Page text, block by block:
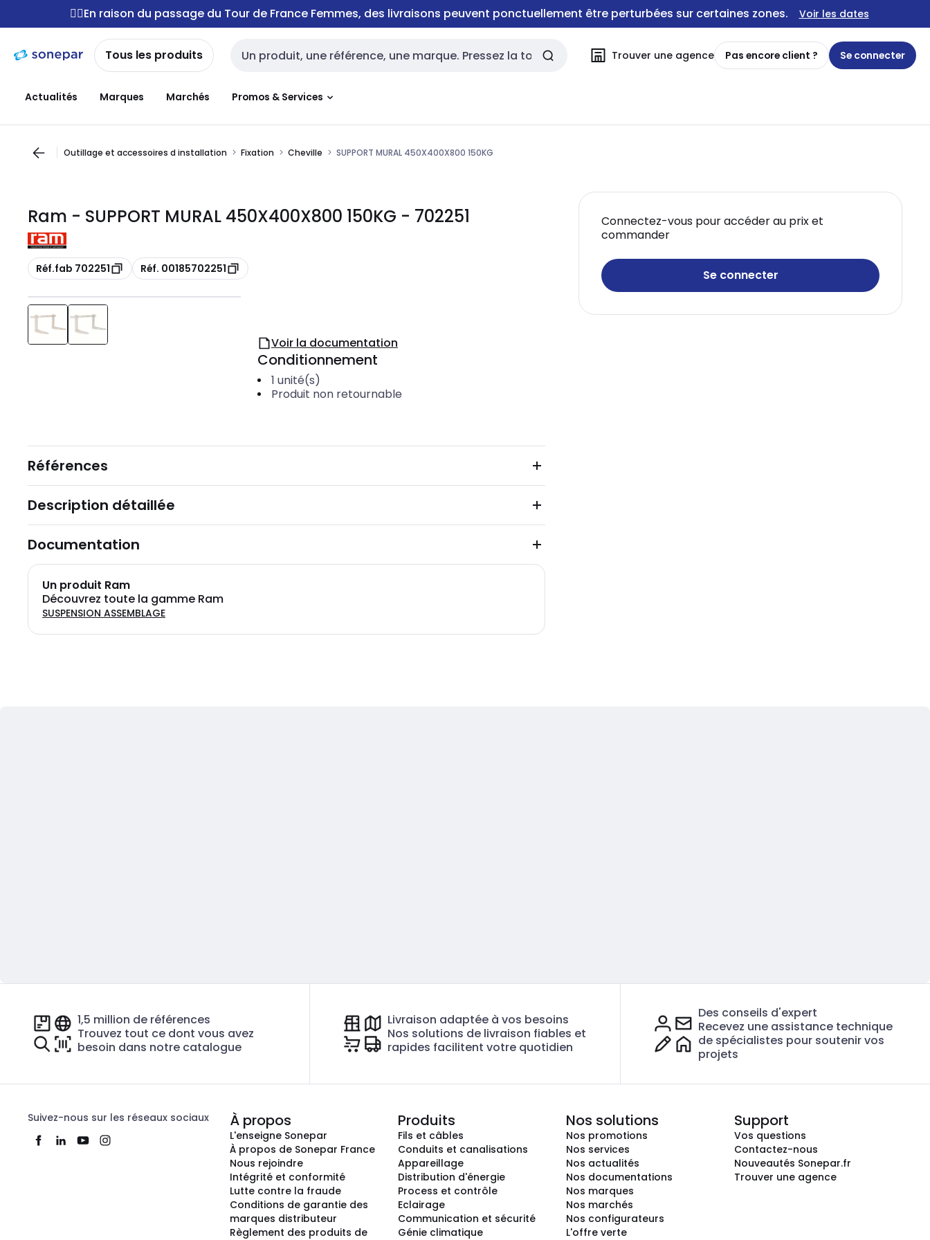
navigation
Passer
au
contenu
🚴‍♂️En raison du passage du Tour de France Femmes, des livraisons peuvent ponctuellement être perturbées sur certaines zones. Voir les dates
Tous les produits Entrée de recherche Trouver une agence Pas encore client ? Se connecter
Actualités Marques Marchés Promos & Services
Outillage et accessoires d installation Fixation Cheville SUPPORT MURAL 450X400X800 150KG
Ram - SUPPORT MURAL 450X400X800 150KG - 702251
Copie
Réf.fab 702251 Copie
Réf. 00185702251
Connectez-vous pour accéder au prix et
commander
Se connecter
Voir la documentation
Conditionnement
1 unité(s)
Produit non retournable
Références
Description détaillée
Documentation
Un produit Ram
Découvrez toute la gamme Ram
SUSPENSION ASSEMBLAGE
1,5 million de références
Trouvez tout ce dont vous avez
besoin dans notre catalogue
Livraison adaptée à vos besoins
Nos solutions de livraison fiables et
rapides facilitent votre quotidien
Des conseils d'expert
Recevez une assistance technique
de spécialistes pour soutenir vos
projets
Suivez-nous sur les réseaux sociaux À propos
L'enseigne Sonepar
À propos de Sonepar France
Nous rejoindre
Intégrité et conformité
Lutte contre la fraude
Conditions de garantie des
marques distributeur
Règlement des produits de
Produits
Fils et câbles
Conduits et canalisations
Appareillage
Distribution d'énergie
Process et contrôle
Eclairage
Communication et sécurité
Génie climatique
Nos solutions
Nos promotions
Nos services
Nos actualités
Nos documentations
Nos marques
Nos marchés
Nos configurateurs
L'offre verte
Support
Vos questions
Contactez-nous
Nouveautés Sonepar.fr
Trouver une agence